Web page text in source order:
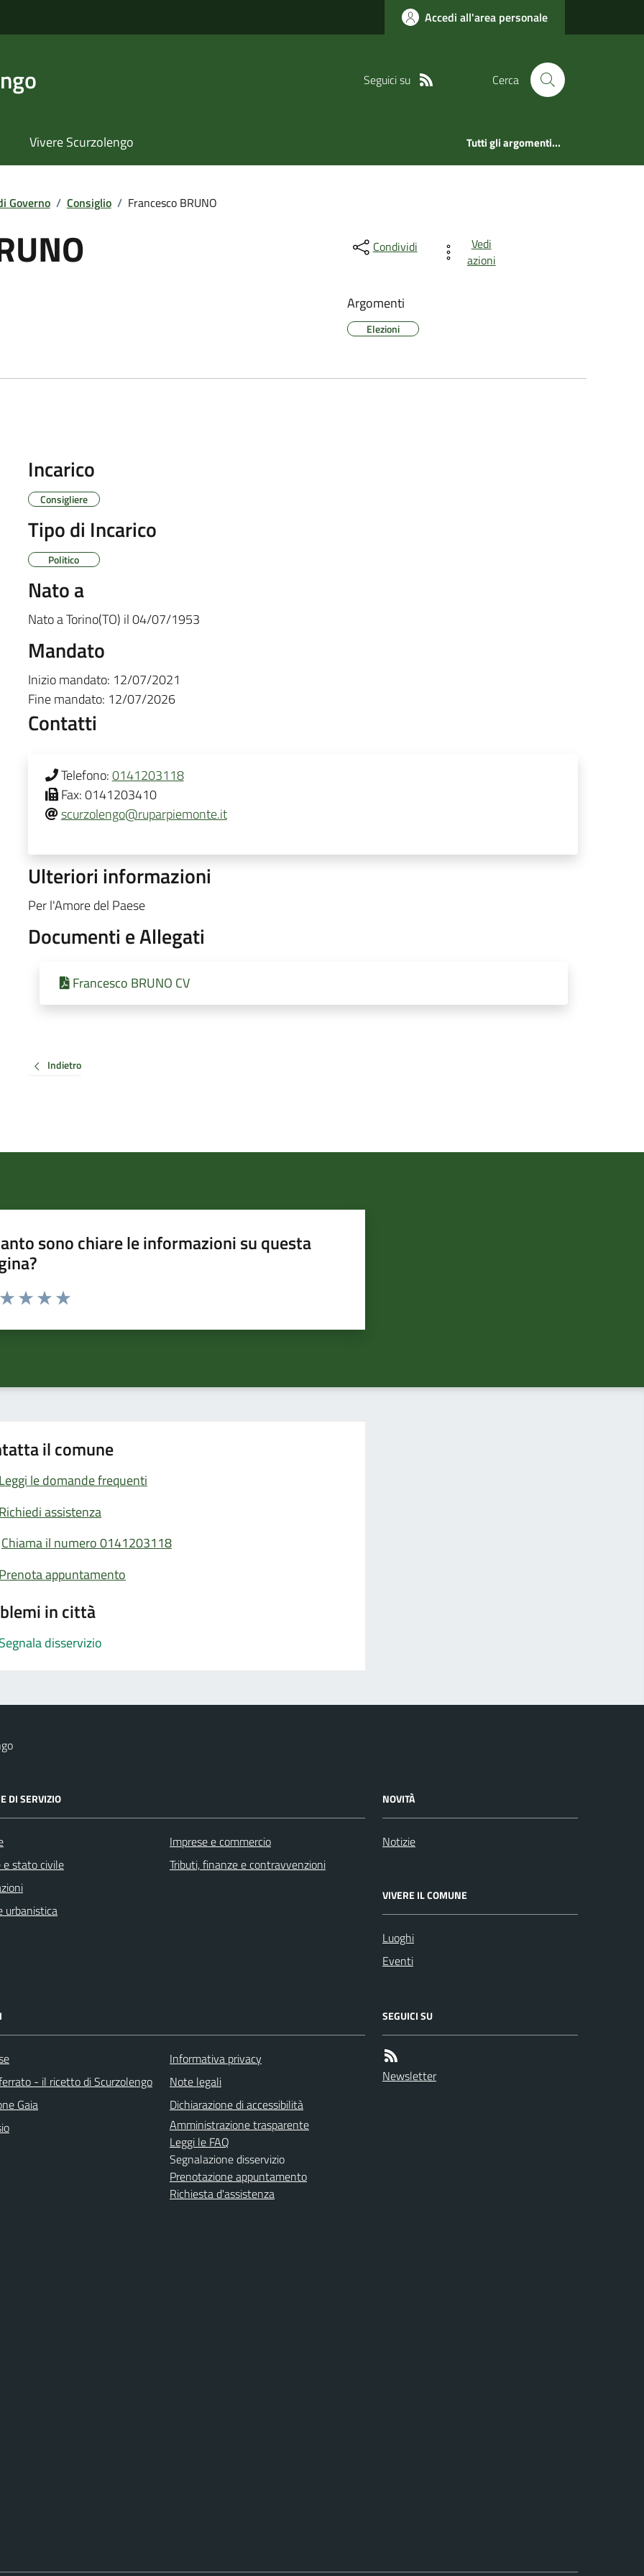
Accedi all'area personale
Seguici su Cerca
Vivere Scurzolengo Tutti gli argomenti...
Governo / Consiglio / Francesco BRUNO
Condividi
Vedi
azioni
Argomenti
Elezioni
Incarico
Consigliere
Tipo di Incarico
Politico
Nato a
Nato aTorino(TO) il04/07/1953
Mandato
Inizio mandato: 12/07/2021
Fine mandato: 12/07/2026
Contatti
Telefono:0141203118
Fax:0141203410
scurzolengo@ruparpiemonte.it
Ulteriori informazioni
Per l'Amore del Paese
Documenti e Allegati
Francesco BRUNO CV
Indietro
sono chiare le informazioni su questa
da 1 a 5 stelle la pagina
il comune
Leggi le domande frequenti
Richiedi assistenza
Chiama il numero 0141203118
Prenota appuntamento
in città
Segnala disservizio
DI SERVIZIO
e stato civile
urbanistica
Imprese e commercio
Tributi, finanze e contravvenzioni
NOVITÀ
Notizie
VIVERE IL COMUNE
Luoghi
Eventi
- il ricetto di Scurzolengo
Gaia
Informativa privacy
Note legali
Dichiarazione di accessibilità
Amministrazione trasparente
Leggi le FAQ
Segnalazione disservizio
Prenotazione appuntamento
Richiesta d'assistenza
SEGUICI SU
Newsletter